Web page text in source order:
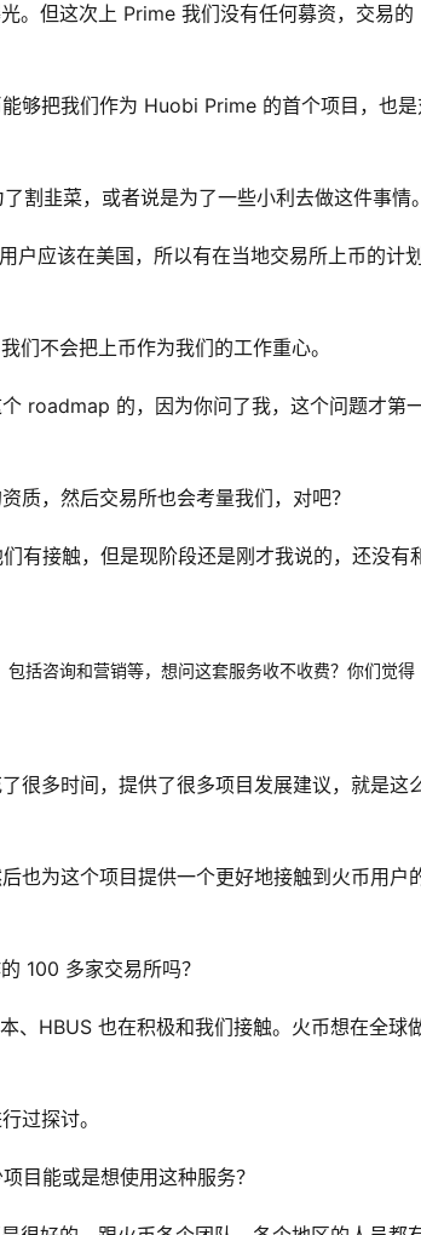
。但这次上 Prime 我们没有任何募资，交易的
够把我们作为 Huobi Prime 的首个项目，也
割韭菜，或者说是为了一些小利去做这件事情。
应该在美国，所以有在当地交易所上币的计划
不会把上币作为我们的工作重心。
roadmap 的，因为你问了我，这个问题才第
质，然后交易所也会考量我们，对吧？
有接触，但是现阶段还是刚才我说的，还没有
括咨询和营销等，想问这套服务收不收费？你们觉得
很多时间，提供了很多项目发展建议，就是这
也为这个项目提供一个更好地接触到火币用户
100 多家交易所吗？
、HBUS 也在积极和我们接触。火币想在全球
过探讨。
目能或是想使用这种服务？